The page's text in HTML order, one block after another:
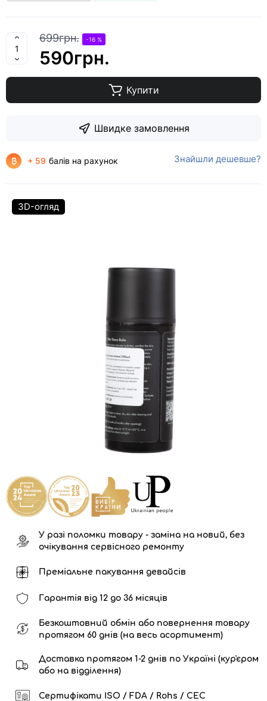
699грн. -16 %
590грн.
Купити
Швидке замовлення
+ 59 балів на рахунок Знайшли дешевше?
3D-огляд
У разі поломки товару - заміна на новий, без
очікування сервісного ремонту
Преміальне пакування девайсів
Гарантія від 12 до 36 місяців
Безкоштовний обмін або повернення товару
протягом 60 днів (на весь асортимент)
Доставка протягом 1-2 днів по Україні (кур'єром
або на відділення)
Сертифікати ISO / FDA / Rohs / CEC